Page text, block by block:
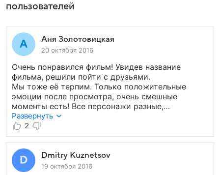
пользователей
Аня Золотовицкая
20 октября 2016
Очень понравился фильм! Увидев название
фильма, решили пойти с друзьями.
Мы тоже её терпим. Только положительные
эмоции после просмотра, очень смешные
моменты есть! Все персонажи разные,
интересные, но особенно зацепили Евгений
Морозов и Дмитрий Шведов, круто сыграли
роли. Такой фильм можно пересматривать
несколько раз!
Развернуть
2
Dmitry Kuznetsov
19 октября 2016